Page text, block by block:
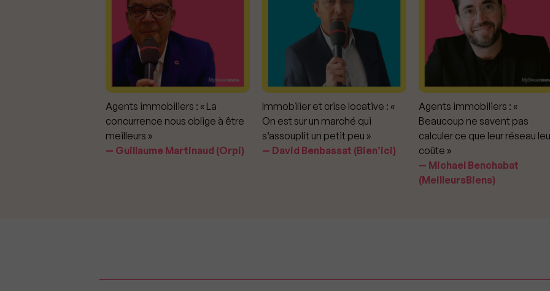
Agents immobiliers : « La
concurrence nous oblige à être
meilleurs »
Guillaume Martinaud (Orpi)
Immobilier et crise locative : «
On est sur un marché qui
s’assouplit un petit peu »
David Benbassat (Bien’ici)
Agents immobiliers : «
Beaucoup ne savent pas
calculer ce que leur réseau
coûte »
Michael Benchabat
(MeilleursBiens)